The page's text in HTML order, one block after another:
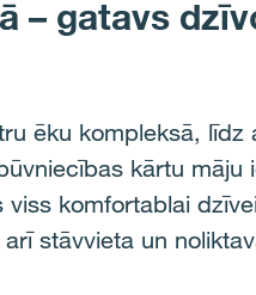
– gatavs
ēku kompleksā,
kārtu
komfortablai
arī stāvvieta un